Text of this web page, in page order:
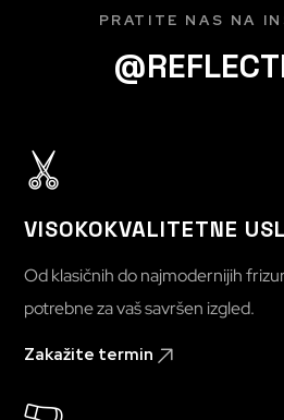
PRATITE NAS NA
VISOKOKVALITETNE
Od klasičnih do najmodernijih
potrebne za vaš savršen izgled.
Zakažite termin